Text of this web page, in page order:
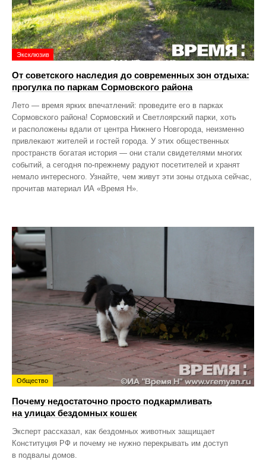
Эксклюзив
От советского наследия до современных зон отдыха:
прогулка по паркам Сормовского района
Лето — время ярких впечатлений: проведите его в парках
Сормовского района! Сормовский и Светлоярский парки, хоть
и расположены вдали от центра Нижнего Новгорода, неизменно
привлекают жителей и гостей города. У этих общественных
пространств богатая история — они стали свидетелями многих
событий, а сегодня по‑прежнему радуют посетителей и хранят
немало интересного. Узнайте, чем живут эти зоны отдыха сейчас,
прочитав материал ИА «Время Н».
Общество
Почему недостаточно просто подкармливать
на улицах бездомных кошек
Эксперт рассказал, как бездомных животных защищает
Конституция РФ и почему не нужно перекрывать им доступ
в подвалы домов.